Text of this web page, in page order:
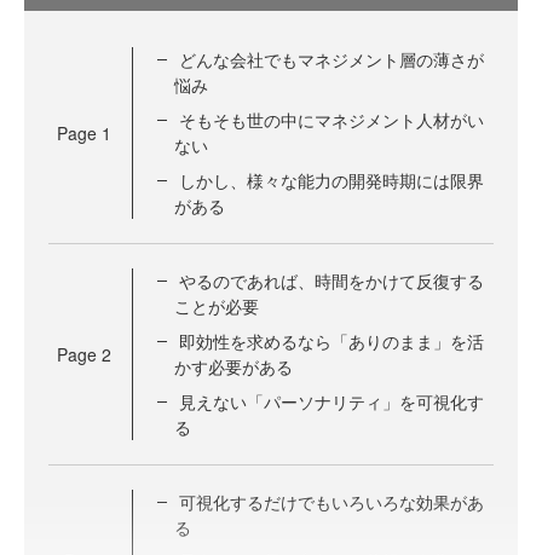
Page 1
どんな会社でもマネジメント層の薄さが
悩み
そもそも世の中にマネジメント人材がい
ない
しかし、様々な能力の開発時期には限界
がある
Page 2
やるのであれば、時間をかけて反復する
ことが必要
即効性を求めるなら「ありのまま」を活
かす必要がある
見えない「パーソナリティ」を可視化す
る
可視化するだけでもいろいろな効果があ
る